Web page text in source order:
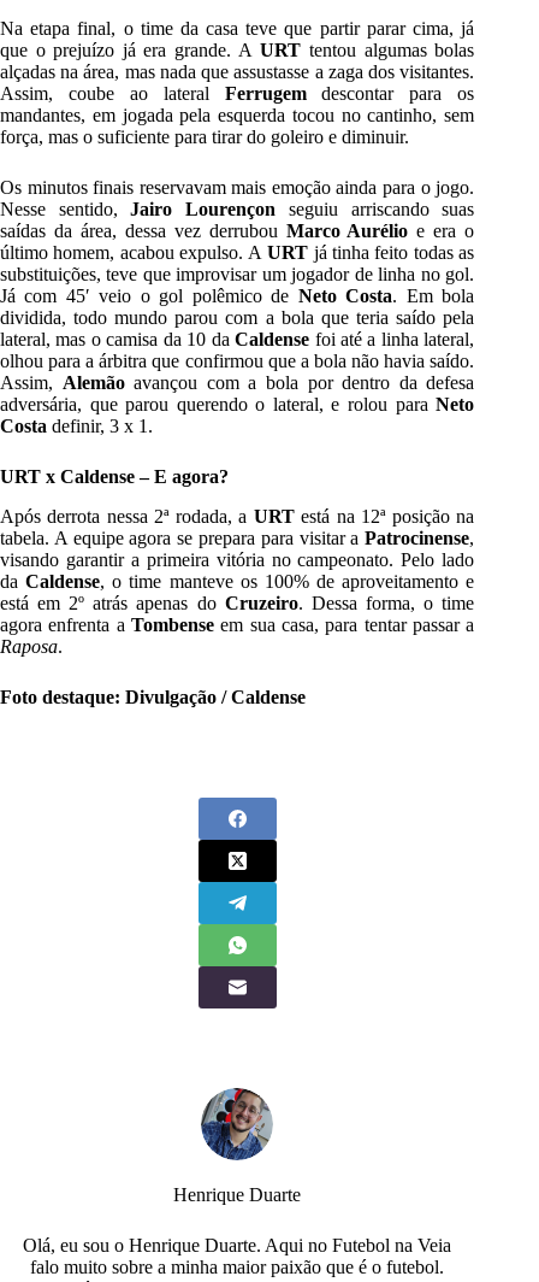
Na etapa final, o time da casa teve que partir parar cima, já
que o prejuízo já era grande. AURT tentou algumas bolas
alçadas na área, mas nada que assustasse a zaga dos visitantes.
Assim, coube ao lateral Ferrugemdescontar para os
mandantes, em jogada pela esquerda tocou no cantinho, sem
força, mas o suficiente para tirar do goleiro e diminuir.
Os minutos finais reservavam mais emoção ainda para o jogo.
Nesse sentido,Jairo Lourençon seguiu arriscando suas
saídas da área, dessa vez derrubou Marco Aurélioe era o
último homem, acabou expulso. AURT já tinha feito todas as
substituições, teve que improvisar um jogador de linha no gol.
Já com 45′ veio o gol polêmico de Neto Costa. Em bola
dividida, todo mundo parou com a bola que teria saído pela
lateral, mas o camisa da 10 daCaldense foi até a linha lateral,
olhou para a árbitra que confirmou que a bola não havia saído.
Assim, Alemãoavançou com a bola por dentro da defesa
adversária, que parou querendo o lateral, e rolou paraNeto
Costa definir, 3 x 1.
URT x Caldense – E agora?
Após derrota nessa 2ª rodada, a URT está na 12ª posição na
tabela. A equipe agora se prepara para visitar aPatrocinense,
visando garantir a primeira vitória no campeonato. Pelo lado
daCaldense, o time manteve os 100% de aproveitamento e
está em 2º atrás apenas do Cruzeiro. Dessa forma, o time
agora enfrenta a Tombense em sua casa, para tentar passar a
Raposa.
Foto destaque: Divulgação / Caldense
Henrique Duarte
Olá, eu sou o Henrique Duarte. Aqui no Futebol na Veia
falo muito sobre a minha maior paixão que é o futebol.